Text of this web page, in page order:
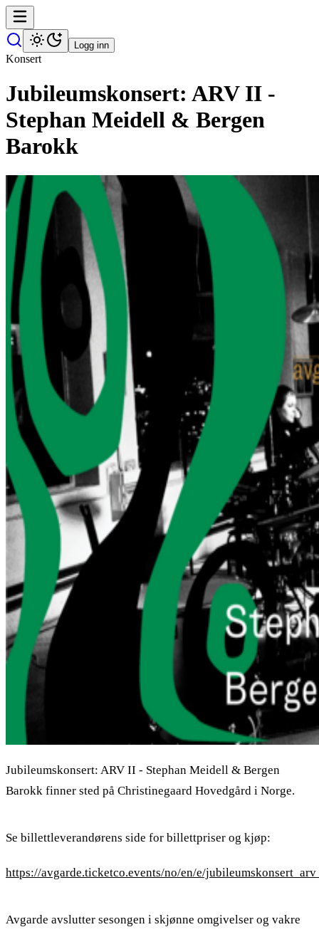
Logg inn
Konsert
Jubileumskonsert: ARV II -
Stephan Meidell & Bergen
Barokk
Jubileumskonsert: ARV II - Stephan Meidell & Bergen
Barokk finner sted på Christinegaard Hovedgård i Norge.
Se billettleverandørens side for billettpriser og kjøp:
https://avgarde.ticketco.events/no/en/e/
Avgarde avslutter sesongen i skjønne omgivelser og vakre